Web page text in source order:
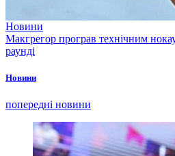
Новини
Макгрегор програв технічним
раунді
Новини
попередні новини